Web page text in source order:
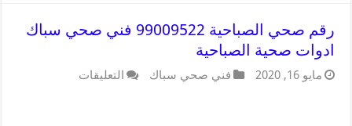
رقم صحي الصباحية 99009522 فني صحي سباك
ادوات صحية الصباحية
مايو 16, 2020 فني صحي سباك التعليقات